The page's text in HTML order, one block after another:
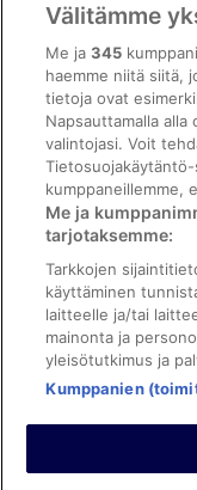
ebookers BONUS+ -
Oikeudelliset tiedot /
Sisältövaatimukset ja
Tuki
Ota yhteyttä
Varauksen
Varaa lento
Hyvityksen
©2026 Expedia, Inc.,
Välitämme
Me ja345
haemme niitä siitä,
tietoja ovat
Napsauttamalla alla
valintojasi. Voit
kumppaneillemme,
Me ja
tarjotaksemme:
Tarkkojen
käyttäminen
laitteelle ja/tai
mainonta ja
yleisötutkimus ja
Kumppanien